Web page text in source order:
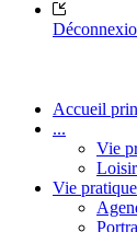
Accueil
...
Vie
Vie pratique